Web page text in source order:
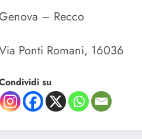
– Recco
Ponti Romani, 16036
su